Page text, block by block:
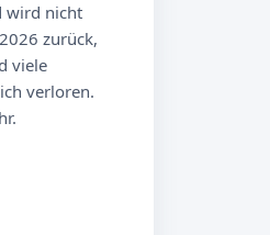
wird nicht
zurück,
viele
verloren.